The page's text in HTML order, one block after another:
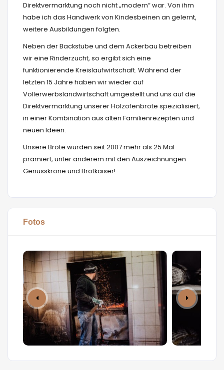
Direktvermarktung noch nicht „modern“ war. Von ihm
habe ich das Handwerk von Kindesbeinen an gelernt,
weitere Ausbildungen folgten.
Neben der Backstube und dem Ackerbau betreiben
wir eine Rinderzucht, so ergibt sich eine
funktionierende Kreislaufwirtschaft. Während der
letzten 15 Jahre haben wir wieder auf
Vollerwerbslandwirtschaft umgestellt und uns auf die
Direktvermarktung unserer Holzofenbrote spezialisiert,
in einer Kombination aus alten Familienrezepten und
neuen Ideen.
Unsere Brote wurden seit 2007 mehr als 25 Mal
prämiert, unter anderem mit den Auszeichnungen
Genusskrone und Brotkaiser!
Fotos